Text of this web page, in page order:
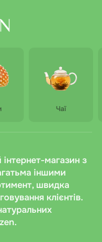
Чаї
магазин з
іншими
швидка
клієнтів.